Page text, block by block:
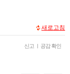
새로고침
신고 | 공감 확인